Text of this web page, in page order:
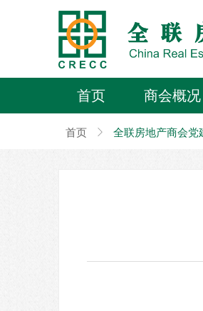
首页 商会概况
首页 ꁕ 全联房地产商会党